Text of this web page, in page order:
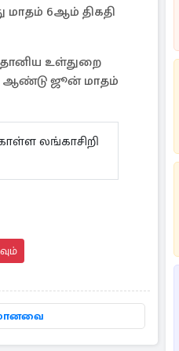
மாதம் 6ஆம் திகதி
உள்துறை
ஆண்டு ஜூன் மாதம்
லங்காசிறி